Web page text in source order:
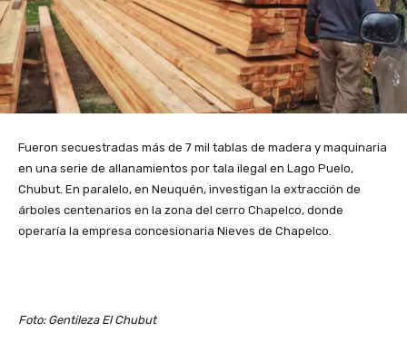
Fueron secuestradas más de 7 mil tablas de madera y maquinaria
en una serie de allanamientos por tala ilegal en Lago Puelo,
Chubut. En paralelo, en Neuquén, investigan la extracción de
árboles centenarios en la zona del cerro Chapelco, donde
operaría la empresa concesionaria Nieves de Chapelco.
Foto: Gentileza El Chubut